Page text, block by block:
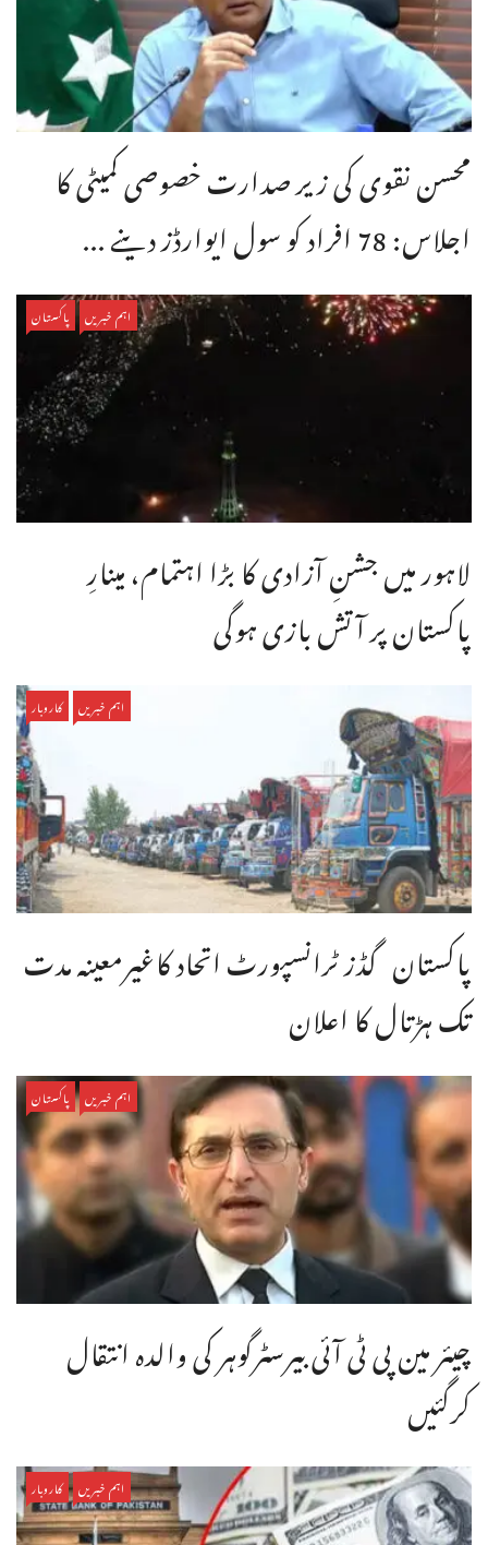
محسن نقوی کی زیر صدارت خصوصی کمیٹی کا
اجلاس: 78 افراد کو سول ایوارڈز دینے ...
اہم خبریں پاکستان
لاہور میں جشنِ آزادی کا بڑا اہتمام، مینارِ
پاکستان پر آتش بازی ہوگی
اہم خبریں کاروبار
پاکستان گڈز ٹرانسپورٹ اتحاد کاغیرمعینہ مدت
تک ہڑتال کا اعلان
اہم خبریں پاکستان
چیئر مین پی ٹی آئی بیرسٹرگوہر کی والدہ انتقال
کرگئیں
اہم خبریں کاروبار